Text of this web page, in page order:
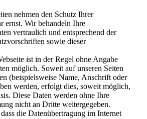
nehmen den Schutz Ihrer
ernst. Wir behandeln Ihre
vertraulich und entsprechend der
sowie dieser
ist in der Regel ohne Angabe
möglich. Soweit auf unseren Seiten
(beispielsweise Name, Anschrift oder
werden, erfolgt dies, soweit möglich,
Diese Daten werden ohne Ihre
nicht an Dritte weitergegeben.
die Datenübertragung im Internet